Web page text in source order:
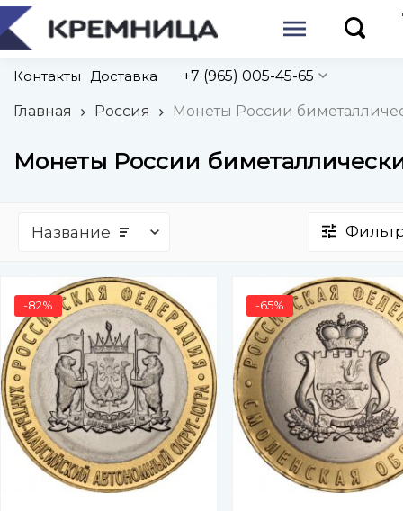
Контакты Доставка +7 (965) 005-45-65
Главная Россия Монеты России
Монеты России
Название
-82% -65%